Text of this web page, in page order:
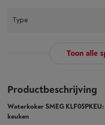
Type
Toon alle
Productbeschrijving
Waterkoker SMEG
keuken